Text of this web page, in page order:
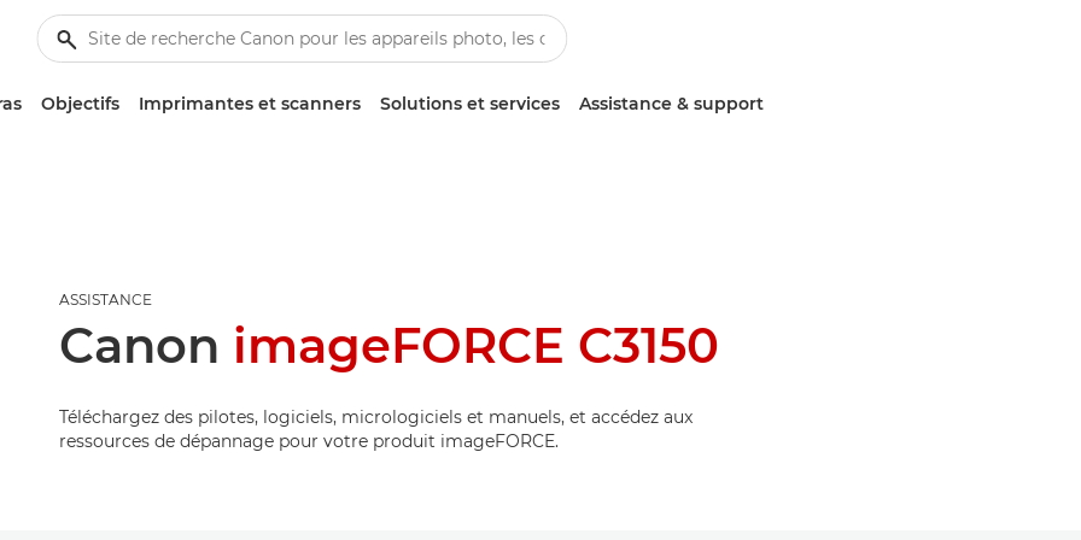
Objectifs Imprimantes et scanners Solutions et services Assistance & support
ASSISTANCE
Canon imageFORCE C3150
Téléchargez des pilotes, logiciels, micrologiciels et manuels, et accédez aux
ressources de dépannage pour votre produit imageFORCE.